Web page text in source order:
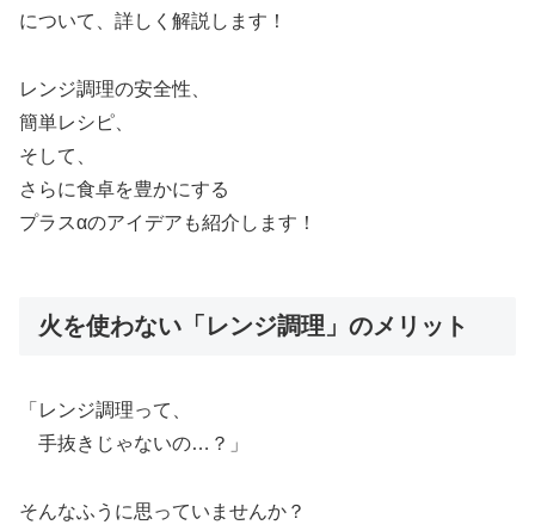
について、詳しく解説します！
レンジ調理の安全性、
簡単レシピ、
そして、
さらに食卓を豊かにする
プラスαのアイデアも紹介します！
火を使わない「レンジ調理」のメリット
「レンジ調理って、
手抜きじゃないの…？」
そんなふうに思っていませんか？